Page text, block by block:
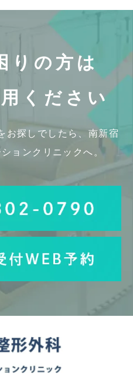
りの方は
ください
お探しでしたら、 南新宿
ョンクリニックへ。